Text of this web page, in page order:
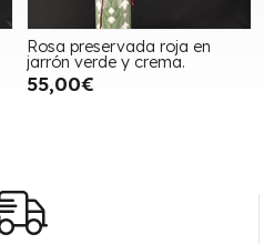
Rosa preservada roja en
jarrón verde y crema.
55,00€